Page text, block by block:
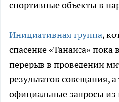
спортивные объекты в
Инициативная группа,
спасение «Танаиса»
перерыв в проведении
результатов совещания,
официальные запросы